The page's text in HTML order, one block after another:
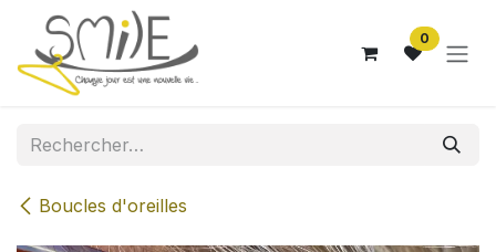
Se rendre au contenu
0
Boucles d'oreilles